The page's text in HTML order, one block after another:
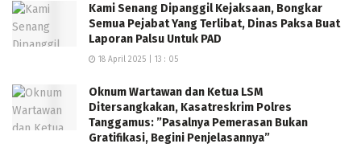
Kami Senang Dipanggil Kejaksaan, Bongkar
Semua Pejabat Yang Terlibat, Dinas Paksa Buat
Laporan Palsu Untuk PAD
18 April 2025 | 13 : 05
Oknum Wartawan dan Ketua LSM
Ditersangkakan, Kasatreskrim Polres
Tanggamus: ”Pasalnya Pemerasan Bukan
Gratifikasi, Begini Penjelasannya”